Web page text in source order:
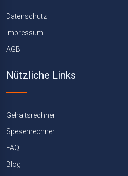
Datenschutz
Impressum
AGB
Nützliche Links
Gehaltsrechner
Spesenrechner
FAQ
Blog